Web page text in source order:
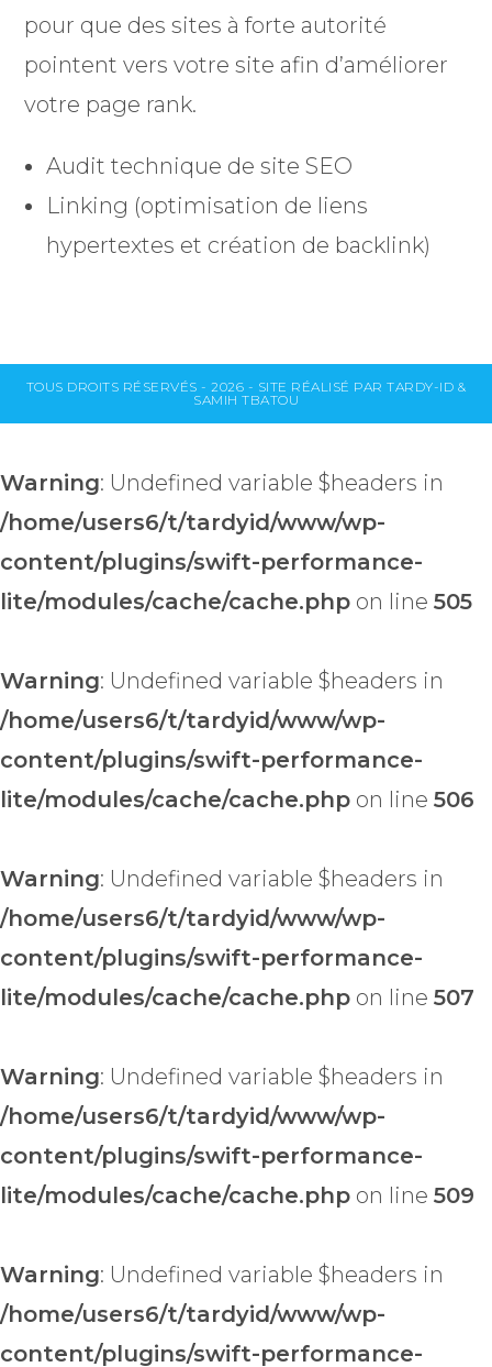
pour que des sites à forte autorité
pointent vers votre site afin d’améliorer
votre page rank.
Audit technique de site SEO
Linking (optimisation de liens
hypertextes et création de backlink)
TOUS DROITS RÉSERVÉS - 2026 - SITE RÉALISÉ PAR TARDY-ID &
SAMIH TBATOU
Warning: Undefined variable $headers in
/home/users6/t/tardyid/www/wp-
content/plugins/swift-performance-
lite/modules/cache/cache.php on line 505
Warning: Undefined variable $headers in
/home/users6/t/tardyid/www/wp-
content/plugins/swift-performance-
lite/modules/cache/cache.php on line 506
Warning: Undefined variable $headers in
/home/users6/t/tardyid/www/wp-
content/plugins/swift-performance-
lite/modules/cache/cache.php on line 507
Warning: Undefined variable $headers in
/home/users6/t/tardyid/www/wp-
content/plugins/swift-performance-
lite/modules/cache/cache.php on line 509
Warning: Undefined variable $headers in
/home/users6/t/tardyid/www/wp-
content/plugins/swift-performance-